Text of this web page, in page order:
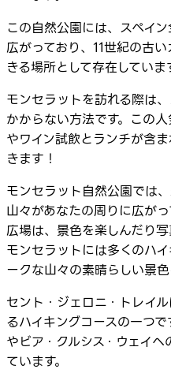
この自然公園には、スペイ
広がっており、11世紀の古
きる場所として存在していま
モンセラットを訪れる際は
かからない方法です。この
やワイン試飲とランチが含
きます！
モンセラット自然公園では
山々があなたの周りに広が
広場は、景色を楽しんだり
モンセラットには多くのハ
ークな山々の素晴らしい景
セント・ジェロニ・トレイ
るハイキングコースの一つ
やビア・クルシス・ウェイ
ています。